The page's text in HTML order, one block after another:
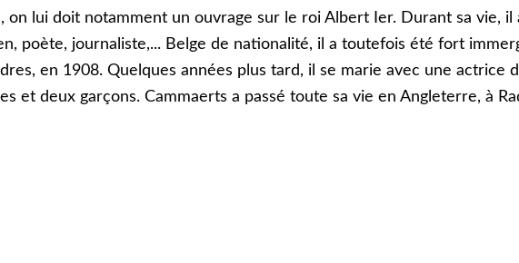
lui doit notamment un ouvrage sur le roi Albert Ier. Durant sa vie,
poète, journaliste,... Belge de nationalité, il a toutefois été fort
en 1908. Quelques années plus tard, il se marie avec une actrice
et deux garçons. Cammaerts a passé toute sa vie en Angleterre, à